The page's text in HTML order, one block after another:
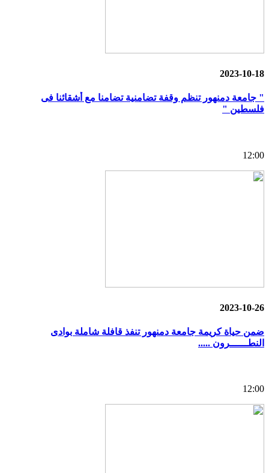
2023-10-18
" جامعة دمنهور تنظم وقفة تضامنية تضامنا مع أشقائنا فى
فلسطين "
12:00
2023-10-26
ضمن حياة كريمة جامعة دمنهور تنفذ قافلة شاملة بوادى
النطــــــرون .....
12:00